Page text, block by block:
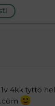
4kk tyttö